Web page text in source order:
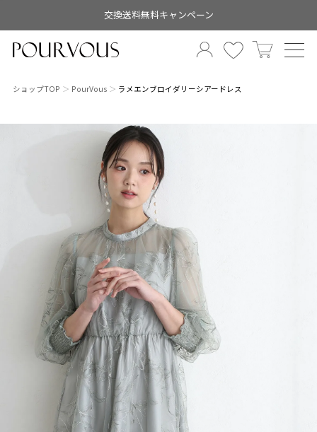
交換送料無料キャンペーン
ショップTOP PourVous ラメエンブロイダリーシアードレス